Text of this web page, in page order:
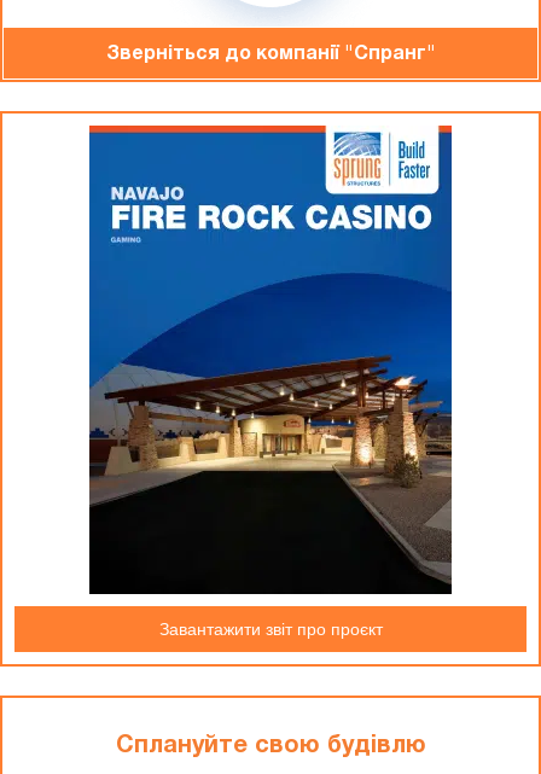
Зверніться до компанiї "Спранг"
Завантажити звіт про проєкт
Сплануйте свою будiвлю